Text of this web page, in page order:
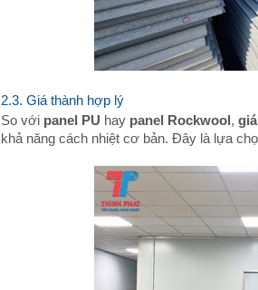
2.3. Giá thành hợp lý
So với panel PU hay panel Rockwool ,
khả năng cách nhiệt cơ bản. Đây là lựa